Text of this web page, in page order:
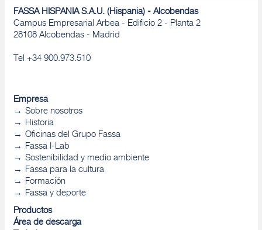
FASSA HISPANIA S.A.U. (Hispania) - Alcobendas
Campus Empresarial Arbea - Edificio 2 - Planta 2
28108 Alcobendas - Madrid
Tel +34 900.973.510
Empresa
Sobre nosotros
Historia
Oficinas del Grupo Fassa
Fassa I-Lab
Sostenibilidad y medio ambiente
Fassa para la cultura
Formación
Fassa y deporte
Productos
Área de descarga